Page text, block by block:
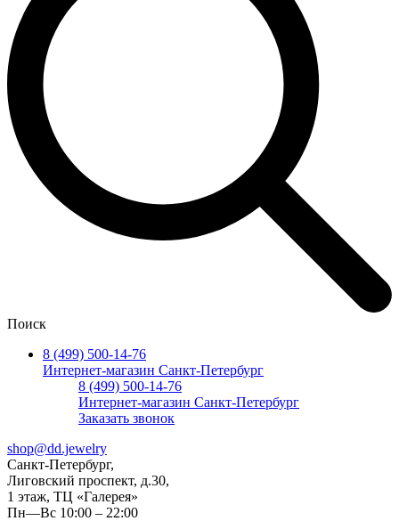
Поиск
8 (499) 500-14-76
Интернет-магазин Санкт-Петербург
8 (499) 500-14-76
Интернет-магазин Санкт-Петербург
Заказать звонок
shop@dd.jewelry
Санкт-Петербург,
Лиговский проспект, д.30,
1 этаж, ТЦ «Галерея»
Пн—Вс 10:00 – 22:00